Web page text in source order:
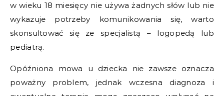
w wieku 18 miesięcy nie używa żadnych słów lub nie
wykazuje potrzeby komunikowania się, warto
skonsultować się ze specjalistą – logopedą lub
pediatrą.
Opóźniona mowa u dziecka nie zawsze oznacza
poważny problem, jednak wczesna diagnoza i